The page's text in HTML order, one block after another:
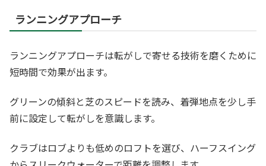
ランニングアプローチ
ランニングアプローチは転がしで寄せる技術を磨くために
短時間で効果が出ます。
グリーンの傾斜と芝のスピードを読み、着弾地点を少し手
前に設定して転がしを意識します。
クラブはロブよりも低めのロフトを選び、ハーフスイング